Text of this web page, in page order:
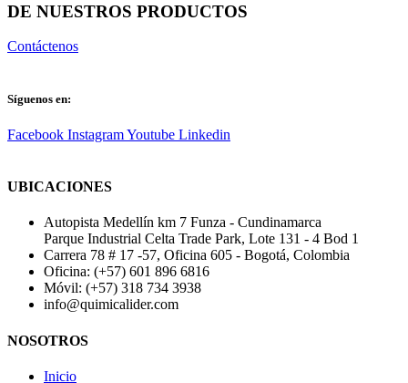
DE NUESTROS PRODUCTOS
Contáctenos
Síguenos en:
Facebook InstagramYoutube Linkedin
UBICACIONES
Autopista Medellín km 7 Funza - Cundinamarca
Parque Industrial Celta Trade Park, Lote 131 - 4 Bod 1
Carrera 78 # 17 -57, Oficina 605 - Bogotá, Colombia
Oficina: (+57) 601 896 6816
Móvil: (+57) 318 734 3938
info@quimicalider.com
NOSOTROS
Inicio